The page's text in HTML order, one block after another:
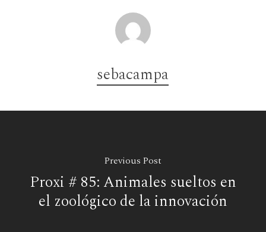
sebacampa
Previous Post
Proxi # 85: Animales sueltos en
el zoológico de la innovación